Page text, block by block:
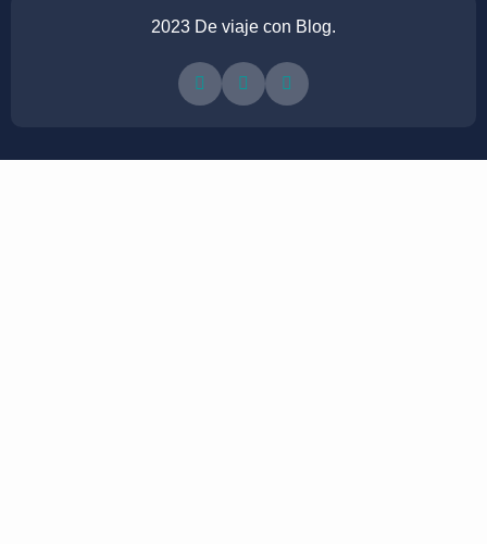
2023 De viaje con Blog.